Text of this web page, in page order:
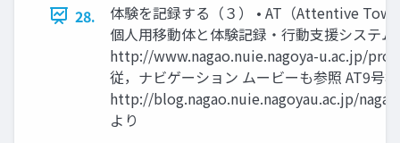
28.
体験を記録する（３） • AT（Attentive
個人用移動体と体験記録・行動支援システ
http://www.nagao.nuie.nagoya-u.ac.jp/
従，ナビゲーション ムービーも参照 AT9号
http://blog.nagao.nuie.nagoyau.ac.jp/
より